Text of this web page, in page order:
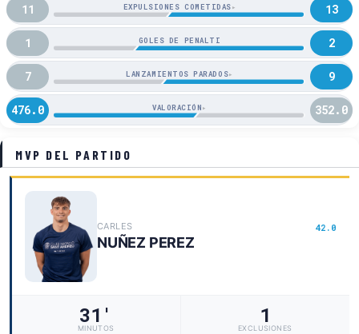
11 EXPULSIONES COMETIDAS▸ 13
1 GOLES DE PENALTI 2
7 LANZAMIENTOS PARADOS▸ 9
476.0 VALORACIÓN ▸ 352.0
MVP DEL PARTIDO
CARLES 42.0
NUÑEZ PEREZ
31'
MINUTOS
1
EXCLUSIONES